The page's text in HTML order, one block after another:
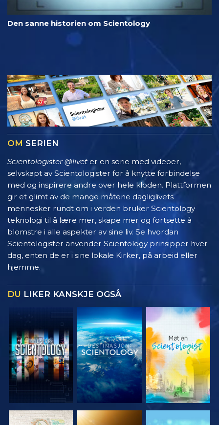
Den sanne historien om Scientology
OM SERIEN
Scientologister @livet er en serie med videoer,
selvskapt av Scientologister for å knytte forbindelse
med og inspirere andre over hele kloden. Plattformen
gir et glimt av de mange måtene dagliglivets
mennesker rundt om i verden bruker Scientology
teknologi til å lære mer, skape mer og fortsette å
blomstre i alle aspekter av sine liv. Se hvordan
Scientologister anvender Scientology prinsipper hver
dag, enten de er i sine lokale Kirker, på arbeid eller
hjemme.
DU LIKER KANSKJE OGSÅ